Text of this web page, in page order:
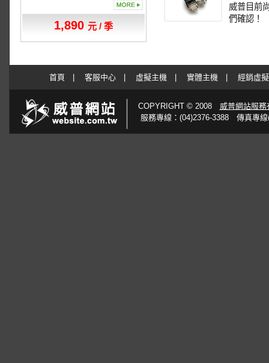
1,890 元 / 季
威普目前
們確認！
首頁 客服中心| 虛擬主機| 實體主機| 經銷虛
COPYRIGHT © 2008 威普網站服務
服務專線：(04)2376-3388 傳真專